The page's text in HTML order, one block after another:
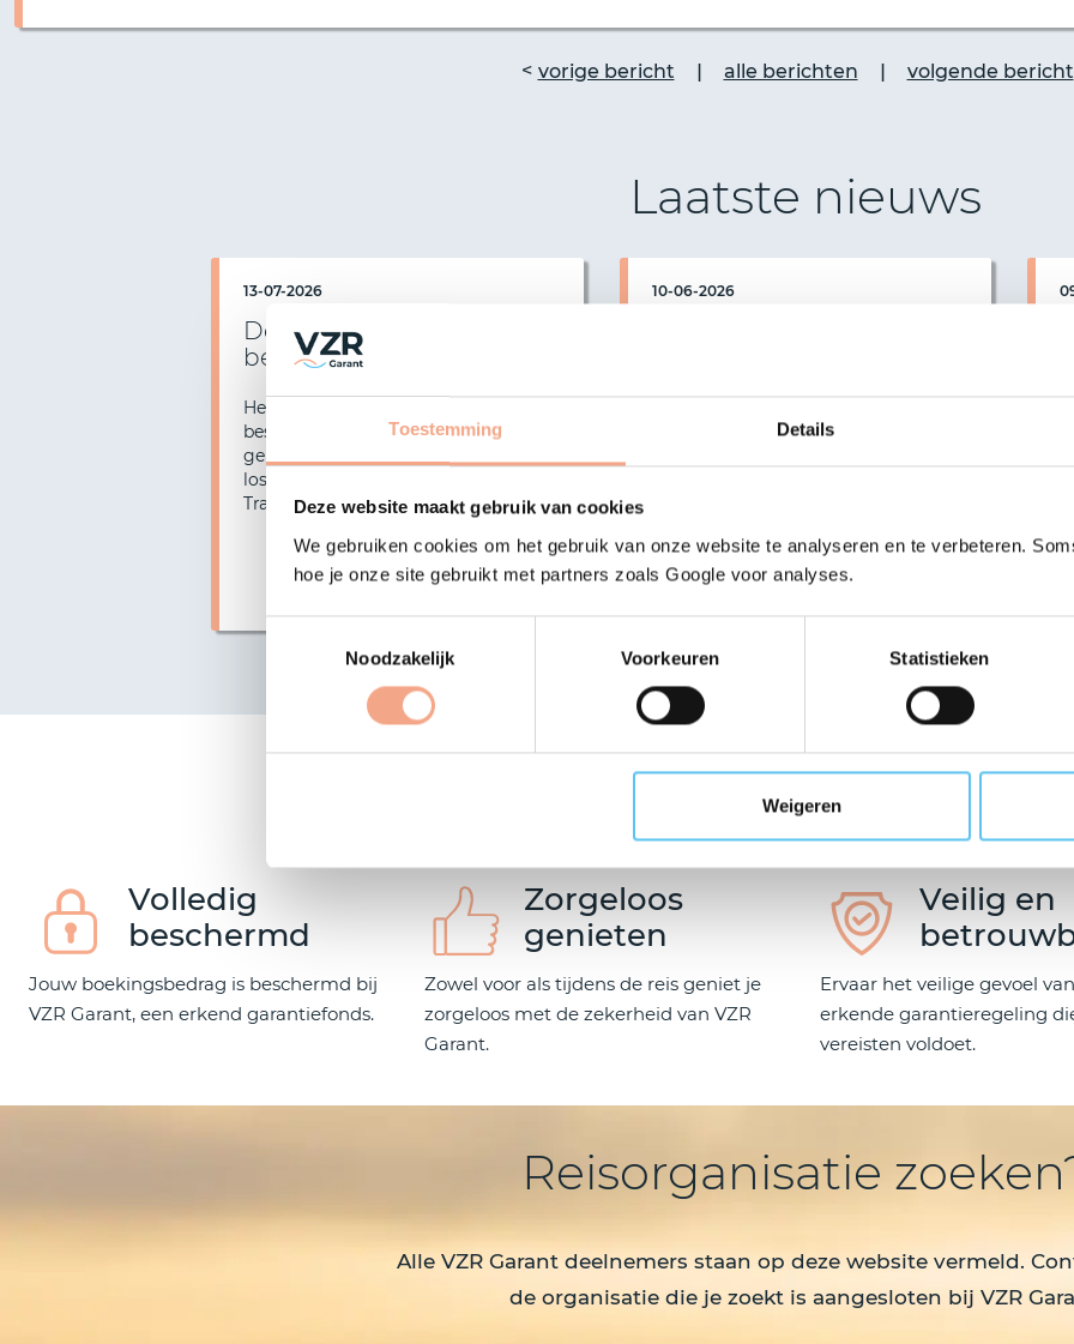
Toestemming Details
Deze website maakt gebruik van cookies
We gebruiken cookies om het gebruik van onze website te analyseren en te verbeteren.
hoe je onze site gebruikt met partners zoals Google voor analyses.
Toestemmingsselectie
Noodzakelijk
Voorkeuren Statistieken
Weigeren
vorige bericht | alle berichten | volgende bericht
Laatste nieuws
13-07-2026
Deelname Elba Travels
beëindigd
Het bestuur van VZR Garant heeft
besloten de dekking op pakketreizen,
gekoppelde reisarrangementen en
losse reisdiensten verkocht door Elba
Travels per 14-07-2026 te beëindigen…
10-06-2026
Heb je een reis geboekt bij een
niet doorgaat?
Jouw voordelen
Volledig
beschermd
Jouw boekingsbedrag is beschermd bij
VZR Garant, een erkend garantiefonds.
Zorgeloos
genieten
Zowel voor als tijdens de reis geniet je
zorgeloos met de zekerheid van VZR
Garant.
Veilig en
Ervaar het veilige gevoel
erkende garantieregeling
vereisten voldoet.
Reisorganisatie
Alle VZR Garant deelnemers staan op deze website vermeld.
de organisatie die je zoekt is aangesloten bij VZR